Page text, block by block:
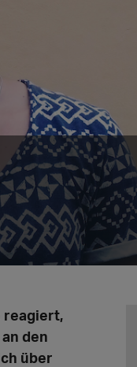
reagiert,
den
über